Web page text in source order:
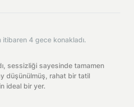
itibaren 4 gece konakladı.
sessizliği sayesinde tamamen
düşünülmüş, rahat bir tatil
ideal bir yer.